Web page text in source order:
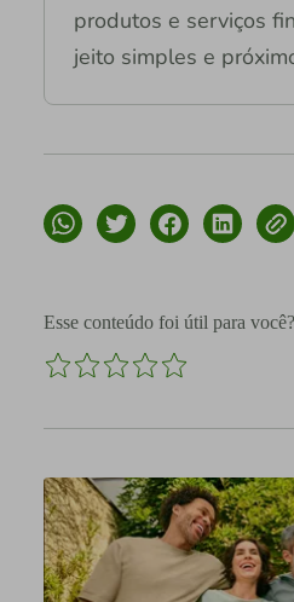
produtos e serviços
jeito simples e
Esse conteúdo foi útil para você?